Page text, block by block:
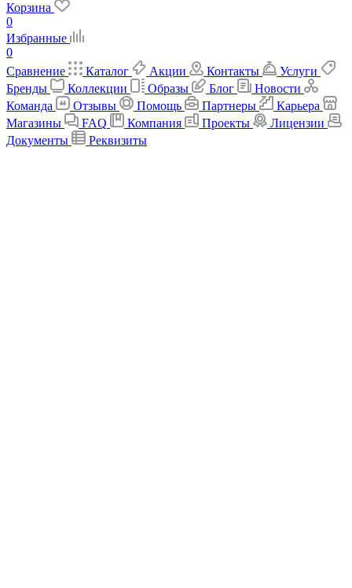
Корзина
0
Избранные
0
Сравнение
Каталог Акции Контакты
Услуги
Бренды
Коллекции Образы Блог
Новости
Команда
Отзывы Помощь Партнеры
Карьера
Магазины
FAQ Компания Проекты
Лицензии
Документы
Реквизиты